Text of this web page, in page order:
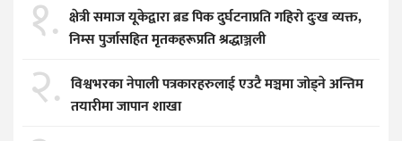
१. क्षेत्री समाज यूकेद्वारा ब्रड पिक दुर्घटनाप्रति गहिरो दुःख व्यक्त,
निम्स पुर्जासहित मृतकहरूप्रति श्रद्धाञ्जली
२. विश्वभरका नेपाली पत्रकारहरुलाई एउटै मञ्चमा जोड्ने अन्तिम
तयारीमा जापान शाखा